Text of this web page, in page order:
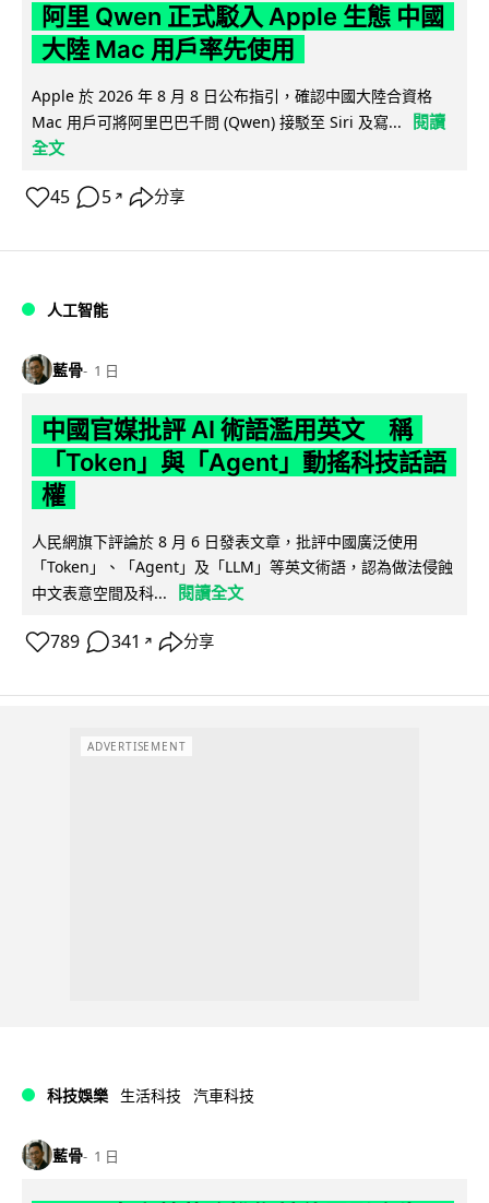
阿里 Qwen 正式駁入 Apple 生態 中國
大陸 Mac 用戶率先使用
Apple 於 2026 年 8 月 8 日公布指引，確認中國大陸合資格
Mac 用戶可將阿里巴巴千問 (Qwen) 接駁至 Siri 及寫...
閱讀
全文
45 5 ↗ 分享
人工智能
藍骨 1 日
中國官媒批評 AI 術語濫用英文 稱
「Token」與「Agent」動搖科技話語
權
人民網旗下評論於 8 月 6 日發表文章，批評中國廣泛使用
「Token」、「Agent」及「LLM」等英文術語，認為做法侵蝕
中文表意空間及科...
閱讀全文
789 341 ↗ 分享
ADVERTISEMENT
科技娛樂 生活科技 汽車科技
藍骨 1 日